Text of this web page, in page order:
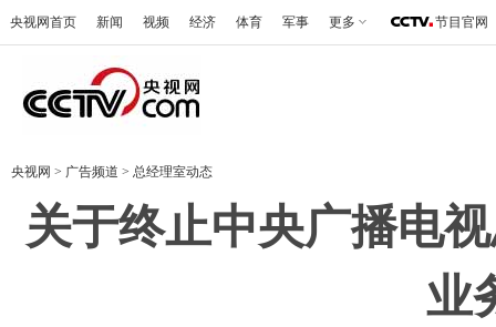
央视网首页 新闻 视频 经济 体育 军事 更多 节目官网
央视网 > 广告频道 > 总经理室动态
关于终止中央广播电
业